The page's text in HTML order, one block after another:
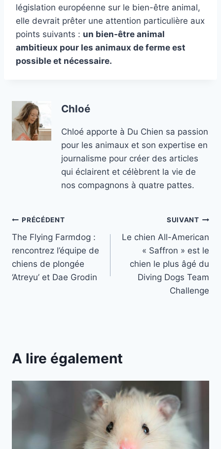
législation européenne sur le bien-être animal,
elle devrait prêter une attention particulière aux
points suivants : un bien-être animal
ambitieux pour les animaux de ferme est
possible et nécessaire.
Chloé
Chloé apporte à Du Chien sa passion
pour les animaux et son expertise en
journalisme pour créer des articles
qui éclairent et célèbrent la vie de
nos compagnons à quatre pattes.
Navigation
de
l’article
PRÉCÉDENT
The Flying Farmdog :
rencontrez l’équipe de
chiens de plongée
‘Atreyu’ et Dae Grodin
SUIVANT
Le chien All-American
« Saffron » est le
chien le plus âgé du
Diving Dogs Team
Challenge
A lire également